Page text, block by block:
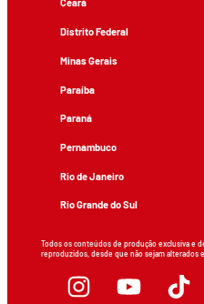
Ceará
Distrito Federal
Minas Gerais
Paraíba
Paraná
Pernambuco
Rio de Janeiro
Rio Grande do Sul
Todos os conteúdos de produção exclusiva e
reproduzidos, desde que não sejam alterados